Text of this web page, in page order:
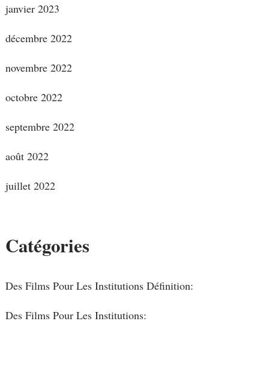
janvier 2023
décembre 2022
novembre 2022
octobre 2022
septembre 2022
août 2022
juillet 2022
Catégories
Des Films Pour Les Institutions Définition:
Des Films Pour Les Institutions: